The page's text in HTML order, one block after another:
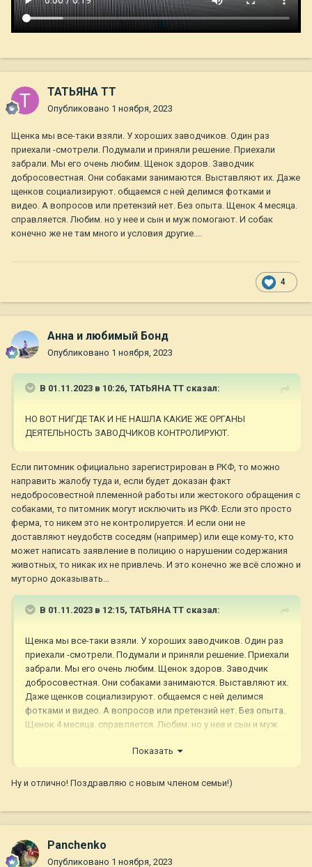
ТАТЬЯНА ТТ
Опубликовано 1 ноября, 2023
Щенка мы все-таки взяли. У хороших заводчиков. Один раз
приехали -смотрели. Подумали и приняли решение. Приехали
забрали. Мы его очень любим. Щенок здоров. Заводчик
добросовестная. Они собаками занимаются. Выставляют их. Даже
щенков социализируют. общаемся с ней делимся фотками и
видео. А вопросов или претензий нет. Без опыта. Щенок 4 месяца.
справляется. Любим. но у нее и сын и муж помогают. И собак
конечно же не там много и условия другие....
4
Анна и любимый Бонд
Опубликовано 1 ноября, 2023
В 01.11.2023 в 10:26, ТАТЬЯНА ТТ сказал:
НО ВОТ НИГДЕ ТАК И НЕ НАШЛА КАКИЕ ЖЕ ОРГАНЫ
ДЕЯТЕЛЬНОСТЬ ЗАВОДЧИКОВ КОНТРОЛИРУЮТ.
Если питомник официально зарегистрирован в РКФ, то можно
направить жалобу туда и, если будет доказан факт
недобросовестной племенной работы или жестокого обращения с
собаками, то питомник могут исключить из РКФ. Если это просто
ферма, то никем это не контролируется. И если они не
доставляют неудобств соседям (например) или еще кому-то, кто
может написать заявление в полицию о нарушении содержания
животных, то никак их не привлечь. И это конечно же всё сложно и
муторно доказывать...
В 01.11.2023 в 12:15, ТАТЬЯНА ТТ сказал:
Щенка мы все-таки взяли. У хороших заводчиков. Один раз
приехали -смотрели. Подумали и приняли решение. Приехали
забрали. Мы его очень любим. Щенок здоров. Заводчик
добросовестная. Они собаками занимаются. Выставляют их.
Даже щенков социализируют. общаемся с ней делимся
фотками и видео. А вопросов или претензий нет. Без опыта.
Щенок 4 месяца. справляется. Любим. но у нее и сын и муж
Показать
Ну и отлично! Поздравляю с новым членом семьи!)
Panchenko
Опубликовано 1 ноября, 2023